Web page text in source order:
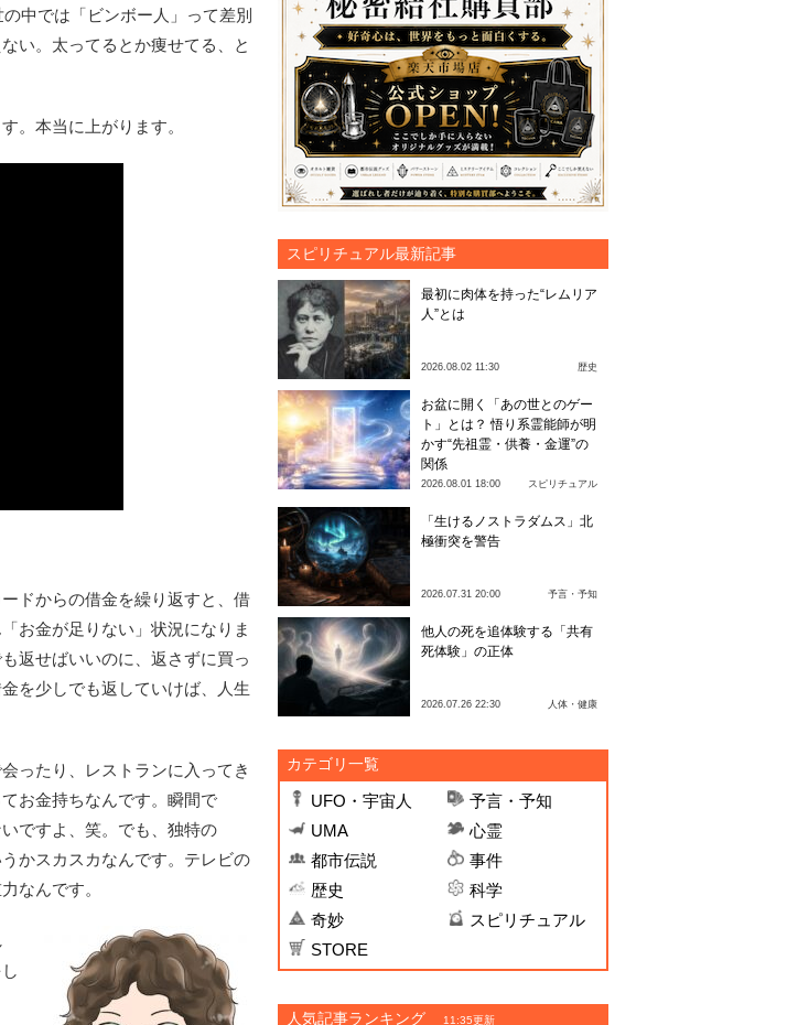
中では「ビンボー人」って差別
い。太ってるとか痩せてる、と
。本当に上がります。
ドからの借金を繰り返すと、借
お金が足りない」状況になりま
返せばいいのに、返さずに買っ
を少しでも返していけば、人生
ったり、レストランに入ってき
お金持ちなんです。瞬間で
ですよ、笑。でも、独特の
かスカスカなんです。テレビの
なんです。
スピリチュアル最新記事
最初に肉体を持った“レムリア
人”とは
2026.08.02 11:30 歴史
お盆に開く「あの世とのゲー
ト」とは？ 悟り系霊能師が明
かす“先祖霊・供養・金運”の
関係
2026.08.01 18:00 スピリチュアル
「生けるノストラダムス」北
極衝突を警告
2026.07.31 20:00 予言・予知
他人の死を追体験する「共有
死体験」の正体
2026.07.26 22:30 人体・健康
カテゴリ一覧
UFO・宇宙人
予言・予知
UMA
心霊
都市伝説
事件
歴史
科学
奇妙
スピリチュアル
STORE
人気記事ランキング 11:35更新